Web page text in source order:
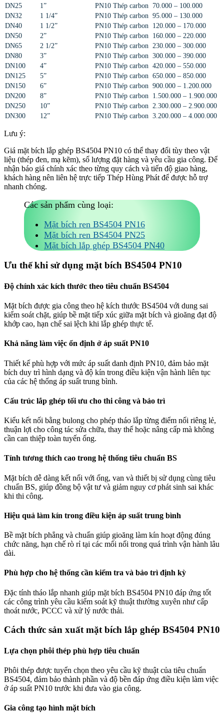
DN25
1” PN10 Thép carbon
70.000 – 100.000
DN32
1 1/4” PN10 Thép carbon 95.000 – 130.000
DN40
1 1/2” PN10 Thép carbon
120.000 – 170.000
DN50
2” PN10 Thép carbon
160.000 – 220.000
DN65
2 1/2” PN10 Thép carbon
230.000 – 300.000
DN80
3” PN10 Thép carbon 300.000 – 390.000
DN100
4” PN10 Thép carbon 420.000 – 550.000
DN125
5” PN10 Thép carbon 650.000 – 850.000
DN150
6” PN10 Thép carbon 900.000 – 1.200.000
DN200
8” PN10 Thép carbon
1.500.000 – 1.900.000
DN250
10” PN10 Thép carbon
2.300.000 – 2.900.000
DN300
12” PN10 Thép carbon 3.200.000 – 4.000.000
Lưu ý:
Giá mặt bích lắp ghép BS4504 PN10 có thể thay đổi tùy theo vật
liệu (thép đen, mạ kẽm), số lượng đặt hàng và yêu cầu gia công. Để
nhận báo giá chính xác theo từng quy cách và tiến độ giao hàng,
khách hàng nên liên hệ trực tiếp Thép Hùng Phát để được hỗ trợ
nhanh chóng.
Các sản phẩm cùng loại:
Mặt bích ren BS4504 PN16
Mặt bích ren BS4504 PN25
Mặt bích lắp ghép BS4504 PN40
Ưu thế khi sử dụng mặt bích BS4504 PN10
Độ chính xác kích thước theo tiêu chuẩn BS4504
Mặt bích được gia công theo hệ kích thước BS4504 với dung sai
kiểm soát chặt, giúp bề mặt tiếp xúc giữa mặt bích và gioăng đạt độ
khớp cao, hạn chế sai lệch khi lắp ghép thực tế.
Khả năng làm việc ổn định ở áp suất PN10
Thiết kế phù hợp với mức áp suất danh định PN10, đảm bảo mặt
bích duy trì hình dạng và độ kín trong điều kiện vận hành liên tục
của các hệ thống áp suất trung bình.
Cấu trúc lắp ghép tối ưu cho thi công và bảo trì
Kiểu kết nối bằng bulong cho phép tháo lắp từng điểm nối riêng lẻ,
thuận lợi cho công tác sửa chữa, thay thế hoặc nâng cấp mà không
cần can thiệp toàn tuyến ống.
Tính tương thích cao trong hệ thống tiêu chuẩn BS
Mặt bích dễ dàng kết nối với ống, van và thiết bị sử dụng cùng tiêu
chuẩn BS, giúp đồng bộ vật tư và giảm nguy cơ phát sinh sai khác
khi thi công.
Hiệu quả làm kín trong điều kiện áp suất trung bình
Bề mặt bích phẳng và chuẩn giúp gioăng làm kín hoạt động đúng
chức năng, hạn chế rò rỉ tại các mối nối trong quá trình vận hành lâu
dài.
Phù hợp cho hệ thống cần kiểm tra và bảo trì định kỳ
Đặc tính tháo lắp nhanh giúp mặt bích BS4504 PN10 đáp ứng tốt
các công trình yêu cầu kiểm soát kỹ thuật thường xuyên như cấp
thoát nước, PCCC và xử lý nước thải.
Cách thức sản xuất mặt bích lắp ghép BS4504 PN10
Lựa chọn phôi thép phù hợp tiêu chuẩn
Phôi thép được tuyển chọn theo yêu cầu kỹ thuật của tiêu chuẩn
BS4504, đảm bảo thành phần và độ bền đáp ứng điều kiện làm việc
ở áp suất PN10 trước khi đưa vào gia công.
Gia công tạo hình mặt bích